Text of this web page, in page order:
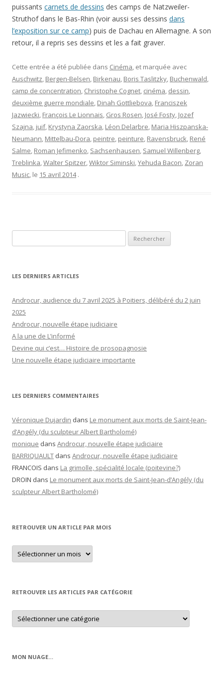
puissants carnets de dessins des camps de Natzweiler-
Struthof dans le Bas-Rhin (voir aussi ses dessins dans
l’exposition sur ce camp) puis de Dachau en Allemagne. A son
retour, il a repris ses dessins et les a fait graver.
Cette entrée a été publiée dans Cinéma, et marquée avec
Auschwitz, Bergen-Belsen, Birkenau, Boris Taslitzky, Buchenwald,
camp de concentration, Christophe Cognet, cinéma, dessin,
deuxième guerre mondiale, Dinah Gottliebova, Franciszek
Jazwiecki, François Le Lionnais, Gros Rosen, José Fosty, Jozef
Szajna, juif, Krystyna Zaorska, Léon Delarbre, Maria Hiszpanska-
Neumann, Mittelbau-Dora, peintre, peinture, Ravensbruck, René
Salme, Roman Jefimenko, Sachsenhausen, Samuel Willenberg,
Treblinka,Walter Spitzer,Wiktor Siminski,Yehuda Bacon, Zoran
Music, le 15 avril 2014 .
LES DERNIERS ARTICLES
Androcur, audience du 7 avril 2025 à Poitiers, délibéré du 2 juin
2025
Androcur, nouvelle étape judiciaire
A la une de L’informé
Devine qui c’est… Histoire de prosopagnosie
Une nouvelle étape judiciaire importante
LES DERNIERS COMMENTAIRES
Véronique Dujardin dans Le monument aux morts de Saint-Jean-
d’Angély (du sculpteur Albert Bartholomé)
monique dans Androcur, nouvelle étape judiciaire
BARRIQUAULT dans Androcur, nouvelle étape judiciaire
FRANCOIS dans La grimolle, spécialité locale (poitevine?)
DROIN dans Le monument aux morts de Saint-Jean-d’Angély (du
sculpteur Albert Bartholomé)
RETROUVER UN ARTICLE PAR MOIS
Retrouver
un
article
RETROUVER LES ARTICLES PAR CATÉGORIE
Retrouver
les
articles
MON NUAGE…